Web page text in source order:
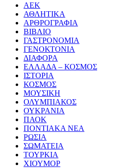
ΑΕΚ
ΑΘΛΗΤΙΚΑ
ΑΡΘΡΟΓΡΑΦΙΑ
ΒΙΒΛΙΟ
ΓΑΣΤΡΟΝΟΜΙΑ
ΓΕΝΟΚΤΟΝΙΑ
ΔΙΑΦΟΡΑ
ΕΛΛΑΔΑ – ΚΟΣΜΟΣ
ΙΣΤΟΡΙΑ
ΚΟΣΜΟΣ
ΜΟΥΣΙΚΗ
ΟΛΥΜΠΙΑΚΟΣ
ΟΥΚΡΑΝΙΑ
ΠΑΟΚ
ΠΟΝΤΙΑΚΑ ΝΕΑ
ΡΩΣΙΑ
ΣΩΜΑΤΕΙΑ
ΤΟΥΡΚΙΑ
ΧΙΟΥΜΟΡ